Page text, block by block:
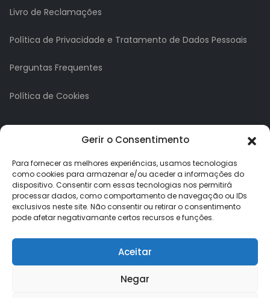
Gerir o Consentimento
Para fornecer as melhores experiências, usamos tecnologias
como cookies para armazenar e/ou aceder a informações do
dispositivo. Consentir com essas tecnologias nos permitirá
processar dados, como comportamento de navegação ou IDs
exclusivos neste site. Não consentir ou retirar o consentimento
pode afetar negativamante certos recursos e funções.
Aceitar
Negar
Livro de Reclamações
Política de Privacidade e Tratamento de Dados Pessoais
Perguntas Frequentes
Política de Cookies
A minha conta
A Minha Conta
Histórico de Pedidos
Lista de Desejos
Newsletter